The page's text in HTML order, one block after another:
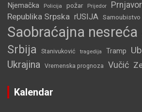
Njemačka Policija požar Prijedor Prnjavor
Republika Srpska rUSIJA Samoubistvo
Saobraćajna nesreća
Srbija Stanivuković tragedija Tramp
Ukrajina Vremenska prognoza Vučić
Kalendar